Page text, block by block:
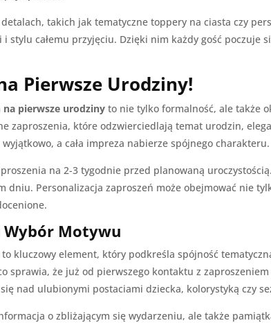
takich jak tematyczne toppery na ciasta czy
stylu całemu przyjęciu. Dzięki nim każdy gość
Pierwsze Urodziny!
na pierwsze urodziny to nie tylko formalność, ale także
zaproszenia, które odzwierciedlają temat urodzin,
a cała impreza nabierze spójnego charakteru.
na 2-3 tygodnie przed planowaną
dniu. Personalizacja zaproszeń może obejmować nie
Wybór Motywu
kluczowy element, który podkreśla spójność
sprawia, że już od pierwszego kontaktu z
nad ulubionymi postaciami dziecka, kolorystyką czy
o zbliżającym się wydarzeniu, ale także